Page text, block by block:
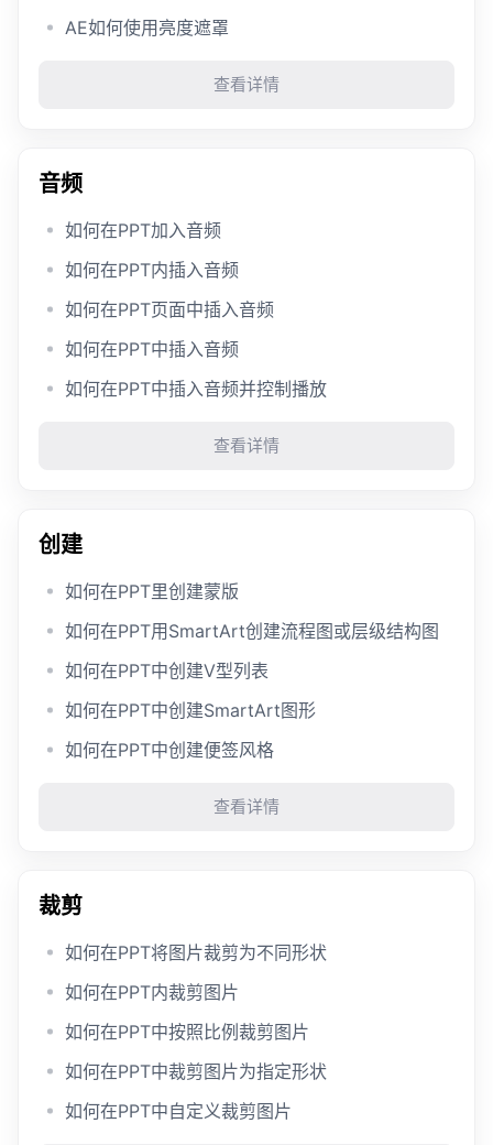
AE如何使用亮度遮罩
查看详情
音频
如何在PPT加入音频
如何在PPT内插入音频
如何在PPT页面中插入音频
如何在PPT中插入音频
如何在PPT中插入音频并控制播放
查看详情
创建
如何在PPT里创建蒙版
如何在PPT用SmartArt创建流程图或层级结构图
如何在PPT中创建V型列表
如何在PPT中创建SmartArt图形
如何在PPT中创建便签风格
查看详情
裁剪
如何在PPT将图片裁剪为不同形状
如何在PPT内裁剪图片
如何在PPT中按照比例裁剪图片
如何在PPT中裁剪图片为指定形状
如何在PPT中自定义裁剪图片